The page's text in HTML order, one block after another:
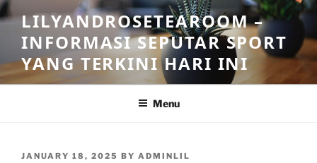
Skip
to
content
LILYANDROSETEAROOM –
INFORMASI SEPUTAR SPORT
YANG TERKINI HARI INI
Menu
POSTED
JANUARY 18, 2025 BY ADMINLIL